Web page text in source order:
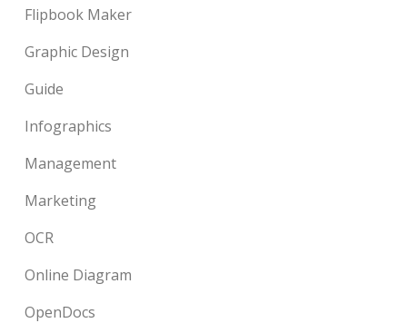
Flipbook Maker
Graphic Design
Guide
Infographics
Management
Marketing
OCR
Online Diagram
OpenDocs